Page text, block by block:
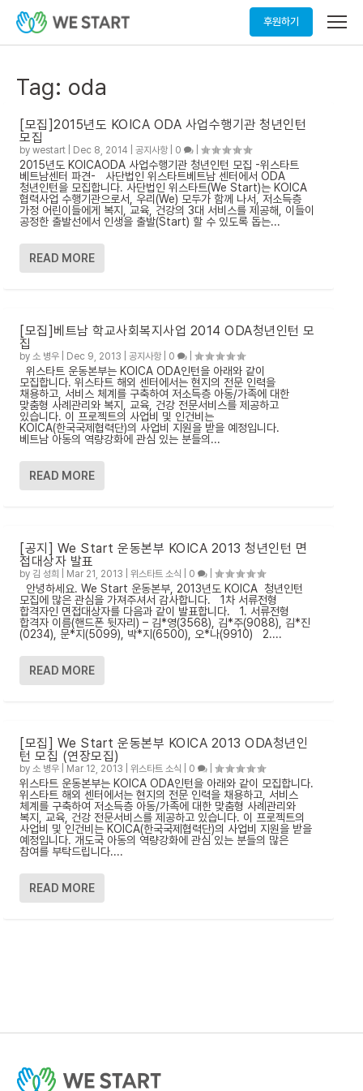
후원하기
메
열
Tag: oda
[모집]2015년도 KOICA ODA 사업수행기관 청년인턴
모집
by westart Dec 8, 2014 공지사항 0
2015년도 KOICAODA 사업수행기관 청년인턴 모집 -위스타트
베트남센터 파견- 사단법인 위스타트베트남 센터에서 ODA
청년인턴을 모집합니다. 사단법인 위스타트(We Start)는 KOICA
협력사업 수행기관으로서, 우리(We) 모두가 함께 나서, 저소득층
가정 어린이들에게 복지, 교육, 건강의 3대 서비스를 제공해, 이들이
공정한 출발선에서 인생을 출발(Start) 할 수 있도록 돕는...
READ MORE
[모집]베트남 학교사회복지사업 2014 ODA청년인턴 모
집
by 소 병우 Dec 9, 2013 공지사항 0
위스타트 운동본부는 KOICA ODA인턴을 아래와 같이
모집합니다. 위스타트 해외 센터에서는 현지의 전문 인력을
채용하고, 서비스 체계를 구축하여 저소득층 아동/가족에 대한
맞춤형 사례관리와 복지, 교육, 건강 전문서비스를 제공하고
있습니다. 이 프로젝트의 사업비 및 인건비는
KOICA(한국국제협력단)의 사업비 지원을 받을 예정입니다.
베트남 아동의 역량강화에 관심 있는 분들의...
READ MORE
[공지] We Start 운동본부 KOICA 2013 청년인턴 면
접대상자 발표
by 김 성희 Mar 21, 2013 위스타트 소식 0
안녕하세요. We Start 운동본부, 2013년도 KOICA 청년인턴
모집에 많은 관심을 가져주셔서 감사합니다. 1차 서류전형
합격자인 면접대상자를 다음과 같이 발표합니다. 1. 서류전형
합격자 이름(핸드폰 뒷자리) – 김*영(3568), 김*주(9088), 김*진
(0234), 문*지(5099), 박*지(6500), 오*나(9910) 2....
READ MORE
[모집] We Start 운동본부 KOICA 2013 ODA청년인
턴 모집 (연장모집)
by 소 병우 Mar 12, 2013 위스타트 소식 0
위스타트 운동본부는 KOICA ODA인턴을 아래와 같이 모집합니다.
위스타트 해외 센터에서는 현지의 전문 인력을 채용하고, 서비스
체계를 구축하여 저소득층 아동/가족에 대한 맞춤형 사례관리와
복지, 교육, 건강 전문서비스를 제공하고 있습니다. 이 프로젝트의
사업비 및 인건비는 KOICA(한국국제협력단)의 사업비 지원을 받을
예정입니다. 개도국 아동의 역량강화에 관심 있는 분들의 많은
참여를 부탁드립니다....
READ MORE